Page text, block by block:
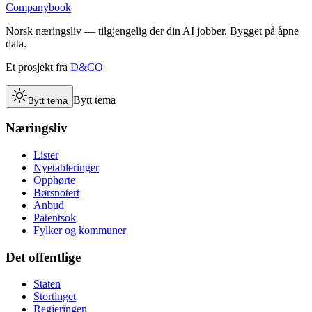
Companybook
Norsk næringsliv — tilgjengelig der din AI jobber. Bygget på åpne
data.
Et prosjekt fra D&CO
Bytt tema Bytt tema
Næringsliv
Lister
Nyetableringer
Opphørte
Børsnotert
Anbud
Patentsok
Fylker og kommuner
Det offentlige
Staten
Stortinget
Regjeringen